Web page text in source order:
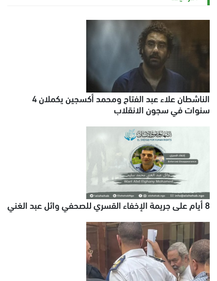
الناشطان علاء عبد الفتاح ومحمد أكسجين يكملان 4
سنوات في سجون الانقلاب
8 أيام على جريمة الإخفاء القسري للصحفي وائل عبد الغني